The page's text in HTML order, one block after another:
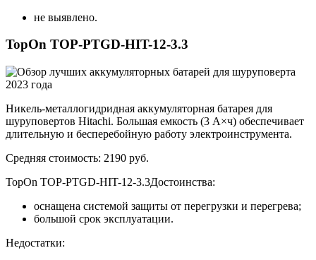
не выявлено.
TopOn TOP-PTGD-HIT-12-3.3
Никель-металлогидридная аккумуляторная батарея для
шуруповертов Hitachi. Большая емкость (3 А×ч) обеспечивает
длительную и бесперебойную работу электроинструмента.
Средняя стоимость: 2190 руб.
TopOn TOP-PTGD-HIT-12-3.3Достоинства:
оснащена системой защиты от перегрузки и перегрева;
большой срок эксплуатации.
Недостатки: